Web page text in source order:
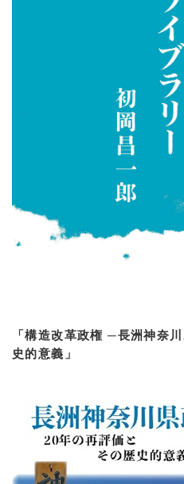
「構造改革政権 ─長洲神奈
史的意義」